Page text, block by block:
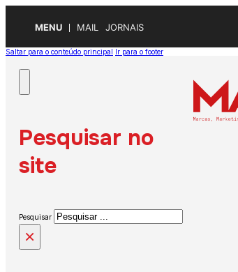
MENU MAIL JORNAIS
Saltar para o conteúdo principal Ir para o footer
Pesquisar no
site
Pesquisar
×